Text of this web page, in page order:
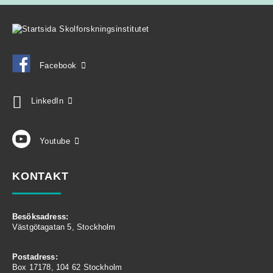
Facebook
LinkedIn
Youtube
KONTAKT
Besöksadress:
Västgötagatan 5, Stockholm
Postadress:
Box 17178, 104 62 Stockholm